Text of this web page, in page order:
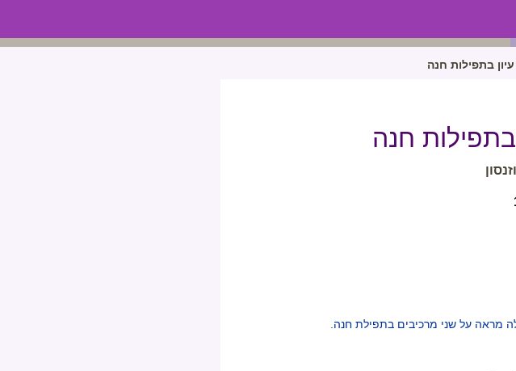
בתפילות חנה
חנה
מראה על שני מרכיבים בתפילת חנה.